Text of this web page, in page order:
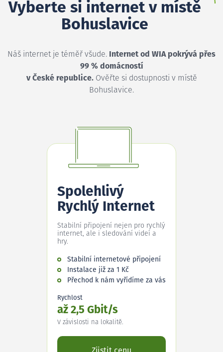
Vyberte si internet v místě
Bohuslavice
Náš internet je téměř všude. Internet od WIA pokrývá přes
99 % domácností
v České republice.Ověřte si dostupnosti v místě
Bohuslavice.
Spolehlivý
Rychlý Internet
Stabilní připojení nejen pro rychlý
internet, ale i sledování videí a
hry.
Stabilní internetové připojení
Instalace již za 1 Kč
Přechod k nám vyřídíme za vás
Rychlost
až 2,5 Gbit/s
V závislosti na lokalitě.
Zjistit cenu